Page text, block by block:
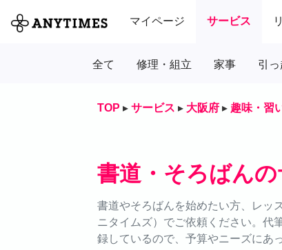
マイページ サービス
全て 修理・組立 家事 引っ
TOP ▸ サービス ▸ 大阪府 ▸ 趣味・習
書道・そろばん
書道やそろばんを始めたい方、レッ
ニタイムズ）でご依頼ください。代
録しているので、予算やニーズにあ